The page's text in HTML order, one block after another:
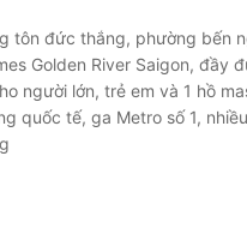
tôn đức thắng, phường bến
Golden River Saigon, đầy
người lớn, trẻ em và 1 hồ
quốc tế, ga Metro số 1,